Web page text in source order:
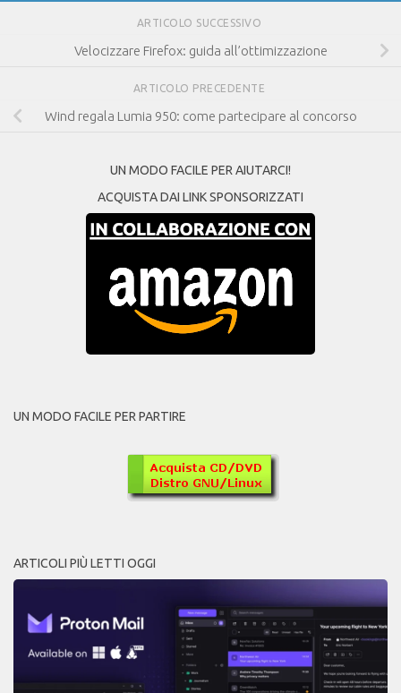
ARTICOLO SUCCESSIVO
Velocizzare Firefox: guida all’ottimizzazione
ARTICOLO PRECEDENTE
Wind regala Lumia 950: come partecipare al concorso
UN MODO FACILE PER AIUTARCI!
ACQUISTA DAI LINK SPONSORIZZATI
UN MODO FACILE PER PARTIRE
ARTICOLI PIÙ LETTI OGGI